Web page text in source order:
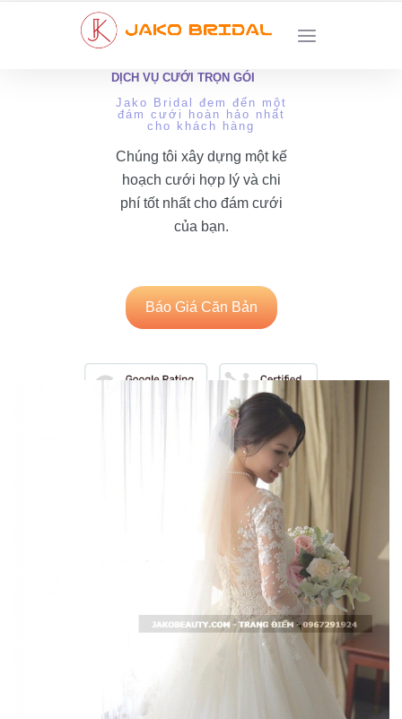
DỊCH VỤ CƯỚI TRỌN GÓI
Jako Bridal đem đến một
đám cưới hoàn hảo nhất
cho khách hàng
Chúng tôi xây dựng một kế
hoạch cưới hợp lý và chi
phí tốt nhất cho đám cưới
của bạn.
Báo Giá Căn Bản